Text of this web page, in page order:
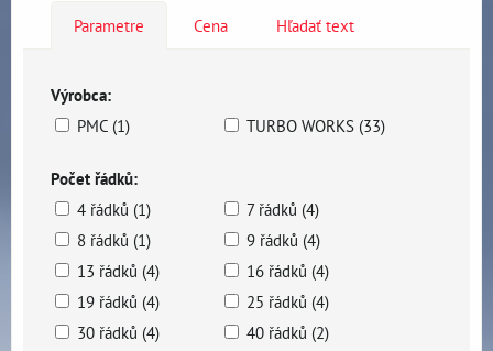
Parametre Cena Hľadať text
Výrobca:
PMC (1)
TURBO WORKS (33)
Počet řádků:
4 řádků (1)
7 řádků (4)
8 řádků (1)
9 řádků (4)
13 řádků (4)
16 řádků (4)
19 řádků (4)
25 řádků (4)
30 řádků (4)
40 řádků (2)